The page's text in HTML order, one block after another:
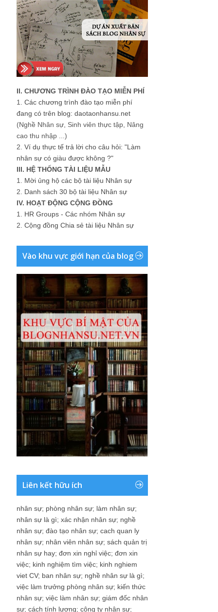
II. CHƯƠNG TRÌNH ĐÀO TẠO MIỄN PHÍ
1. Các chương trình đào tạo miễn phí
đang có trên blog: daotaonhansu.net
(Nghề Nhân sự, Sinh viên thực tập, Nâng
cao thu nhập ...)
2. Ví dụ thực tế trả lời cho câu hỏi: "Làm
nhân sự có giàu được không ?"
III. HỆ THỐNG TÀI LIỆU MẪU
1. Mời ủng hộ các bộ tài liệu Nhân sự
2. Danh sách 30 bộ tài liệu Nhân sự
IV. HOẠT ĐỘNG CỘNG ĐỒNG
1. HR Groups - Các nhóm Nhân sự
2. Cộng đồng Chia sẻ tài liệu Nhân sự
Vào khu vực giới hạn của blog
Liên kết hữu ích
nhân sự; phòng nhân sự; làm nhân sự;
nhân sự là gì; xác nhận nhân sự; nghề
nhân sự; đào tạo nhân sự; cach quan ly
nhân sự; nhân viên nhân sự; sách quản trị
nhân sự hay; đơn xin nghỉ việc; đơn xin
việc; kinh nghiệm tìm việc; kinh nghiem
viet CV; ban nhân sự; nghề nhân sự là gì;
việc làm trưởng phòng nhân sự; kiến thức
nhân sự; việc làm nhân sự; giám đốc nhân
sự; cách tính lương; công ty nhân sự;